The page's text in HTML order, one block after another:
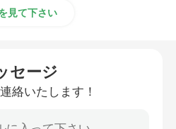
見て下さい
セージ
絡いたします！